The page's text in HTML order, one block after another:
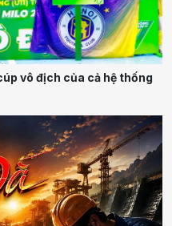
vô địch của cả hệ thống